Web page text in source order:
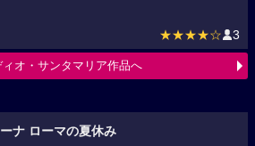
★★★★☆ 3
ィオ・サンタマリア作品へ
ナ ローマの夏休み